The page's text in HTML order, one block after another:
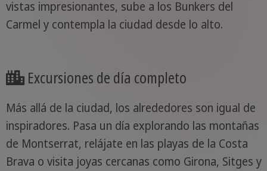
vistas impresionantes, sube a los Bunkers del
Carmel y contempla la ciudad desde lo alto.
Excursiones de día completo
Más allá de la ciudad, los alrededores son igual de
inspiradores. Pasa un día explorando las montañas
de Montserrat, relájate en las playas de la Costa
Brava o visita joyas cercanas como Girona, Sitges y